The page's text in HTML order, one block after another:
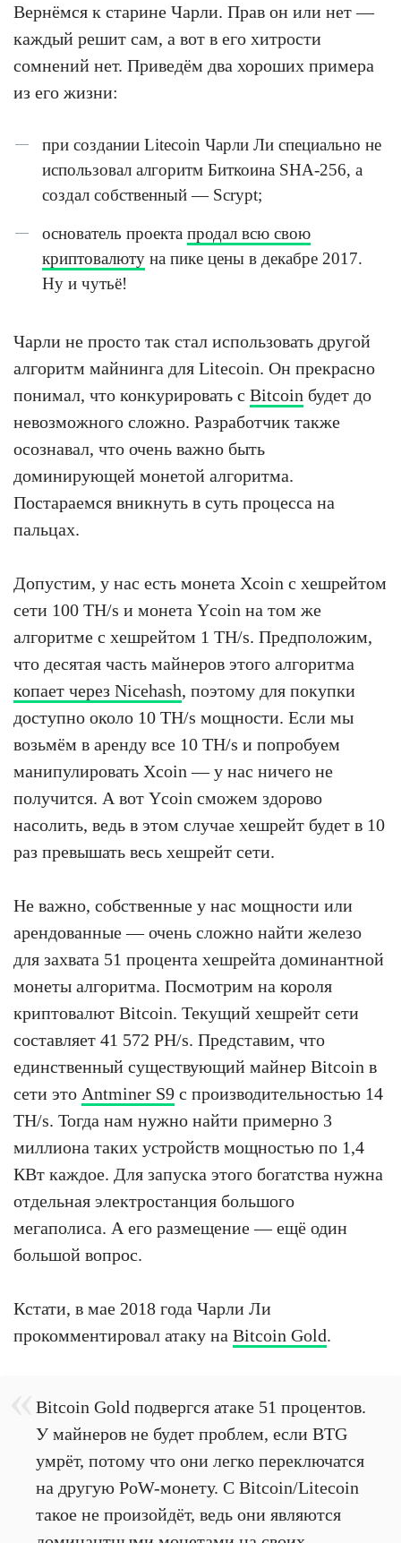
Вернёмся к старине Чарли. Прав он или нет —
каждый решит сам, а вот в его хитрости
сомнений нет. Приведём два хороших примера
из его жизни:
при создании Litecoin Чарли Ли специально не
использовал алгоритм Биткоина SHA-256, а
создал собственный — Scrypt;
основатель проекта продал всю свою
криптовалюту на пике цены в декабре 2017.
Ну и чутьё!
Чарли не просто так стал использовать другой
алгоритм майнинга для Litecoin. Он прекрасно
понимал, что конкурировать с Bitcoin будет до
невозможного сложно. Разработчик также
осознавал, что очень важно быть
доминирующей монетой алгоритма.
Постараемся вникнуть в суть процесса на
пальцах.
Допустим, у нас есть монета Xcoin с хешрейтом
сети 100 TH/s и монета Ycoin на том же
алгоритме с хешрейтом 1 TH/s. Предположим,
что десятая часть майнеров этого алгоритма
копает через Nicehash, поэтому для покупки
доступно около 10 TH/s мощности. Если мы
возьмём в аренду все 10 TH/s и попробуем
манипулировать Xcoin — у нас ничего не
получится. А вот Ycoin сможем здорово
насолить, ведь в этом случае хешрейт будет в 10
раз превышать весь хешрейт сети.
Не важно, собственные у нас мощности или
арендованные — очень сложно найти железо
для захвата 51 процента хешрейта доминантной
монеты алгоритма. Посмотрим на короля
криптовалют Bitcoin. Текущий хешрейт сети
составляет 41 572 PH/s. Представим, что
единственный существующий майнер Bitcoin в
сети это Antminer S9 с производительностью 14
TH/s. Тогда нам нужно найти примерно 3
миллиона таких устройств мощностью по 1,4
КВт каждое. Для запуска этого богатства нужна
отдельная электростанция большого
мегаполиса. А его размещение — ещё один
большой вопрос.
Кстати, в мае 2018 года Чарли Ли
прокомментировал атаку на Bitcoin Gold.
Bitcoin Gold подвергся атаке 51 процентов.
У майнеров не будет проблем, если BTG
умрёт, потому что они легко переключатся
на другую PoW-монету. С Bitcoin/Litecoin
такое не произойдёт, ведь они являются